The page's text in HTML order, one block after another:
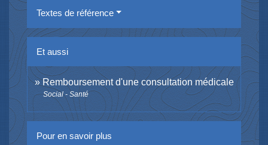
Textes de référence
Et aussi
Remboursement d'une consultation médicale
Social - Santé
Pour en savoir plus